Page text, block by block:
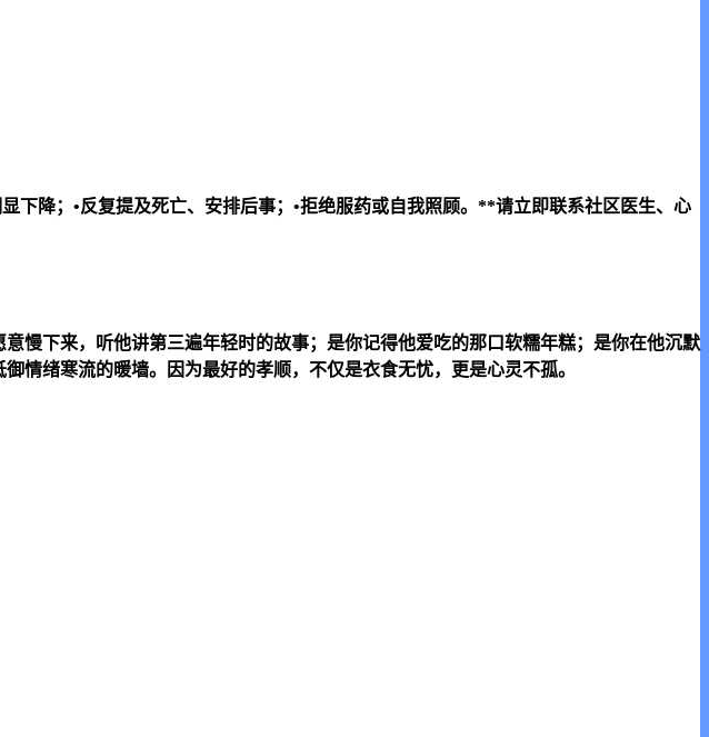
下降；•反复提及死亡、安排后事；•拒绝服药或自我照顾。**请立即联系社区医生、心
下来，听他讲第三遍年轻时的故事；是你记得他爱吃的那口软糯年糕；是你在他沉默
情绪寒流的暖墙。因为最好的孝顺，不仅是衣食无忧，更是心灵不孤。